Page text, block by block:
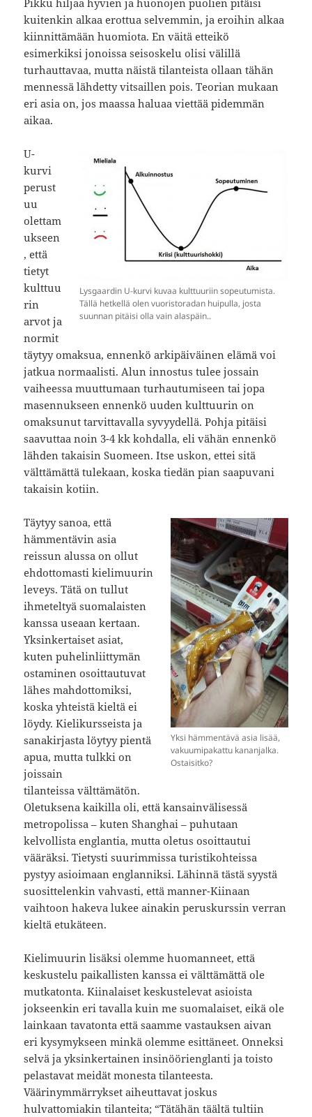
Pikku hiljaa hyvien ja huonojen puolien pitäisi
kuitenkin alkaa erottua selvemmin, ja eroihin alkaa
kiinnittämään huomiota. En väitä etteikö
esimerkiksi jonoissa seisoskelu olisi välillä
turhauttavaa, mutta näistä tilanteista ollaan tähän
mennessä lähdetty vitsaillen pois. Teorian mukaan
eri asia on, jos maassa haluaa viettää pidemmän
aikaa.
Lysgaardin U-kurvi kuvaa kulttuuriin sopeutumista.
Tällä hetkellä olen vuoristoradan huipulla, josta
suunnan pitäisi olla vain alaspäin..
U-
kurvi
perust
uu
olettam
ukseen
, että
tietyt
kulttuu
rin
arvot ja
normit
täytyy omaksua, ennenkö arkipäiväinen elämä voi
jatkua normaalisti. Alun innostus tulee jossain
vaiheessa muuttumaan turhautumiseen tai jopa
masennukseen ennenkö uuden kulttuurin on
omaksunut tarvittavalla syvyydellä. Pohja pitäisi
saavuttaa noin 3-4 kk kohdalla, eli vähän ennenkö
lähden takaisin Suomeen. Itse uskon, ettei sitä
välttämättä tulekaan, koska tiedän pian saapuvani
takaisin kotiin.
Yksi hämmentävä asia lisää,
vakuumipakattu kananjalka.
Ostaisitko?
Täytyy sanoa, että
hämmentävin asia
reissun alussa on ollut
ehdottomasti kielimuurin
leveys. Tätä on tullut
ihmeteltyä suomalaisten
kanssa useaan kertaan.
Yksinkertaiset asiat,
kuten puhelinliittymän
ostaminen osoittautuvat
lähes mahdottomiksi,
koska yhteistä kieltä ei
löydy. Kielikursseista ja
sanakirjasta löytyy pientä
apua, mutta tulkki on
joissain
tilanteissa välttämätön.
Oletuksena kaikilla oli, että kansainvälisessä
metropolissa – kuten Shanghai – puhutaan
kelvollista englantia, mutta oletus osoittautui
vääräksi. Tietysti suurimmissa turistikohteissa
pystyy asioimaan englanniksi. Lähinnä tästä syystä
suosittelenkin vahvasti, että manner-Kiinaan
vaihtoon hakeva lukee ainakin peruskurssin verran
kieltä etukäteen.
Kielimuurin lisäksi olemme huomanneet, että
keskustelu paikallisten kanssa ei välttämättä ole
mutkatonta. Kiinalaiset keskustelevat asioista
jokseenkin eri tavalla kuin me suomalaiset, eikä ole
lainkaan tavatonta että saamme vastauksen aivan
eri kysymykseen minkä olemme esittäneet. Onneksi
selvä ja yksinkertainen insinöörienglanti ja toisto
pelastavat meidät monesta tilanteesta.
Väärinymmärrykset aiheuttavat joskus
hulvattomiakin tilanteita; “Tätähän täältä tultiin